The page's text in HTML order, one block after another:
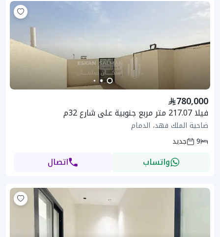
780,000
فيلا 217.07 متر مربع جنوبية على شارع 32م
ضاحية الملك فهد، الدمام
9
جديد
واتساب اتصال